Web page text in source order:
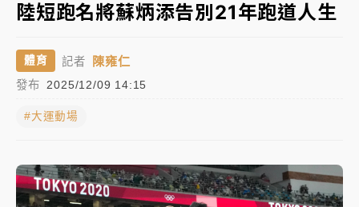
台東農業處長涉圖利渡假村！東檢抗告成功 今重開羈
父親節泡湯了！中颱白海豚雨彈轟3天 「紅到發紫」降
雨熱區曝
暑假過三周才推「E宿新北打卡趣」！抽獎程序複雜 觀
旅局回應了
陸短跑名將蘇炳添告別21年跑道人生
體育 記者 陳雍仁
發布 2025/12/09 14:15
#大運動場